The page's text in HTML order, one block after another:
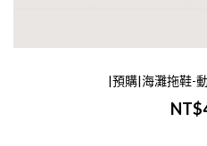
|預購|海灘拖鞋-